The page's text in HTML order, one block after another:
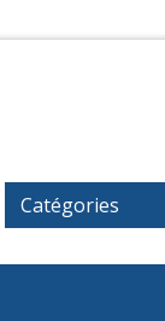
Catégories